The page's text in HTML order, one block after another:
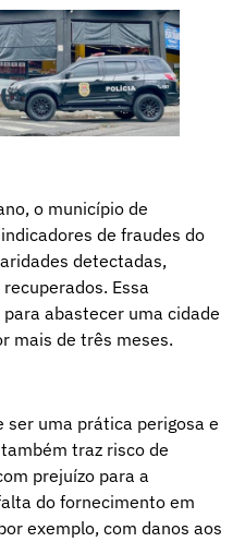
o município de
de fraudes do
detectadas,
Essa
abastecer uma cidade
mais de três meses.
ser uma prática perigosa e
traz risco de
prejuízo para a
do fornecimento em
exemplo, com danos aos